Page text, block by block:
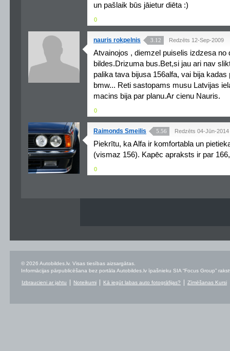
un pašlaik būs jāietur diēta :)
0
nauris rokpelnis 3.12 Redzēts 12-Sep-2009
Atvainojos , diemzel puiselis izdzesa
bildes.Drizuma bus.Bet,si jau ari nav
palika tava bijusa 156alfa, vai bija
bmw... Reti sastopams musu Latvijas
macins bija par planu.Ar cienu Nauris.
0
Raimonds Smeilis 5.56 Redzēts 04-Jūn-2014
Piekrītu, ka Alfa ir komfortabla un
(vismaz 156). Kapēc apraksts ir par
0
© 2026 Autobildes.lv. Visas tiesības aizsargātas.
Informācijas pārpublicēšana bez portāla Autobildes.lv īpašnieku SIA “Focus Group”
Izbraucieni ar jahtu Noteikumi Kā iegūt labas auto fotogrāfijas? Zīmēšanas Kursi